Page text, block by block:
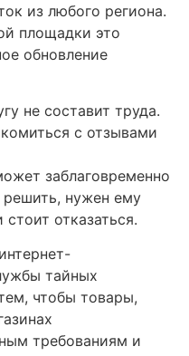
из любого региона.
площадки это
обновление
не составит труда.
с отзывами
заблаговременно
решить, нужен ему
отказаться.
тайных
чтобы товары,
требованиям и